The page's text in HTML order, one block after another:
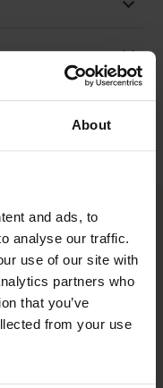
About
and ads, to
analyse our traffic.
use of our site with
partners who
that you’ve
from your use
a rate